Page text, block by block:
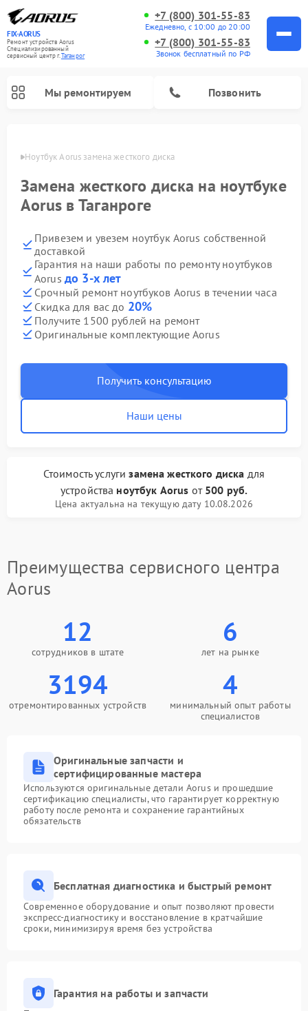
FIX-AORUS
Ремонт устройств Aorus
Специализированный
cервисный центр г.Таганрог
+7 (800) 301-55-83
Ежедневно, с 10:00 до 20:00
+7 (800) 301-55-83
Звонок бесплатный по РФ
Мы ремонтируем Позвонить
Ноутбук Aorus замена жесткого диска
Замена жесткого диска на ноутбуке
Aorus в Таганроге
Привезем и увезем ноутбук Aorus собственной
доставкой
Гарантия на наши работы по ремонту ноутбуков
Aorus до 3-х лет
Срочный ремонт ноутбуков Aorus в течении часа
Скидка для вас до 20%
Получите 1500 рублей на ремонт
Оригинальные комплектующие Aorus
Получить консультацию
Наши цены
Стоимость услугизамена жесткого диска для
устройства ноутбук Aorus от 500 руб.
Цена актуальна на текущую дату 10.08.2026
Преимущества сервисного центра
Aorus
12
сотрудников в штате
6
лет на рынке
3194
отремонтированных устройств
4
минимальный опыт работы
специалистов
Оригинальные запчасти и
сертифицированные мастера
Используются оригинальные детали Aorus и прошедшие
сертификацию специалисты, что гарантирует корректную
работу после ремонта и сохранение гарантийных
обязательств
Бесплатная диагностика и быстрый ремонт
Современное оборудование и опыт позволяют провести
экспресс-диагностику и восстановление в кратчайшие
сроки, минимизируя время без устройства
Гарантия на работы и запчасти